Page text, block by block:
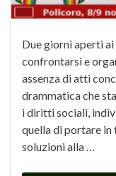
Due giorni aperti
confrontarsi e
assenza di atti
drammatica che
i diritti sociali,
quella di portare
soluzioni alla …